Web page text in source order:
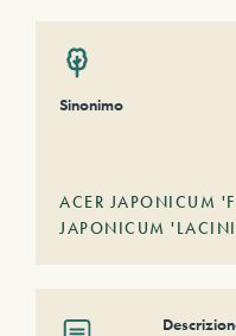
Sinonimo
ACER JAPONICUM
JAPONICUM